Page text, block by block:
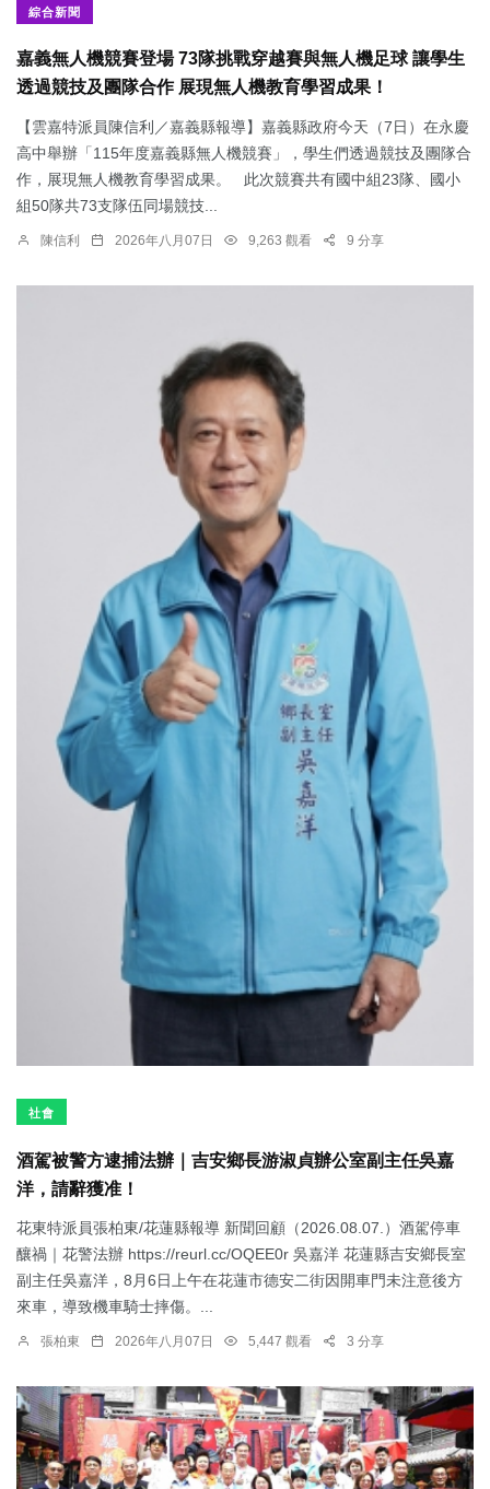
綜合新聞
嘉義無人機競賽登場 73隊挑戰穿越賽與無人機足球 讓學生
透過競技及團隊合作 展現無人機教育學習成果！
【雲嘉特派員陳信利／嘉義縣報導】嘉義縣政府今天（7日）在永慶
高中舉辦「115年度嘉義縣無人機競賽」，學生們透過競技及團隊合
作，展現無人機教育學習成果。 此次競賽共有國中組23隊、國小
組50隊共73支隊伍同場競技...
陳信利 2026年八月07日 9,263 觀看 9 分享
社會
酒駕被警方逮捕法辦｜吉安鄉長游淑貞辦公室副主任吳嘉
洋，請辭獲准！
花東特派員張柏東/花蓮縣報導 新聞回顧（2026.08.07.）酒駕停車
釀禍｜花警法辦 https://reurl.cc/OQEE0r 吳嘉洋 花蓮縣吉安鄉長室
副主任吳嘉洋，8月6日上午在花蓮市德安二街因開車門未注意後方
來車，導致機車騎士摔傷。...
張柏東 2026年八月07日 5,447 觀看 3 分享